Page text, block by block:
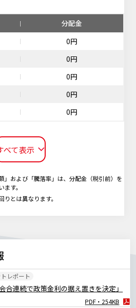
分配金
0円
0円
0円
0円
0円
べて表示
および「騰落率」は、分配金（税引前）を
す。
とは異なります。
合連続で政策金利の据え置きを決定」
レポート
PDF・254KB